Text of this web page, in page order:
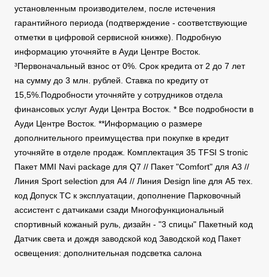
установленным производителем, после истечения
гарантийного периода (подтверждение - соответствующие
отметки в цифровой сервисной книжке). Подробную
информацию уточняйте в Ауди Центре Восток.
³Первоначальный взнос от 0%. Срок кредита от 2 до 7 лет
на сумму до 3 млн. рублей. Ставка по кредиту от
15,5%.Подробности уточняйте у сотрудников отдела
финансовых услуг Ауди Центра Восток. * Все подробности в
Ауди Центре Восток. **Информацию о размере
дополнительного преимущества при покупке в кредит
уточняйте в отделе продаж. Комплектация 35 TFSI S tronic
Пакет MMI Navi package для Q7 // Пакет "Comfort" для А3 //
Линия Sport selection для A4 // Линия Design line для A5 тех.
код Допуск ТС к эксплуатации, дополнение Парковочный
ассистент с датчиками сзади Многофункциональный
спортивный кожаный руль, дизайн - "3 спицы" Пакетный код
Датчик света и дождя заводской код Заводской код Пакет
освещения: дополнительная подсветка салона